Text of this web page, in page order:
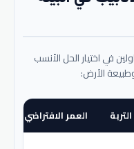
في اختيار الحل الأنسب
الأرض:
العمر الافتراضي